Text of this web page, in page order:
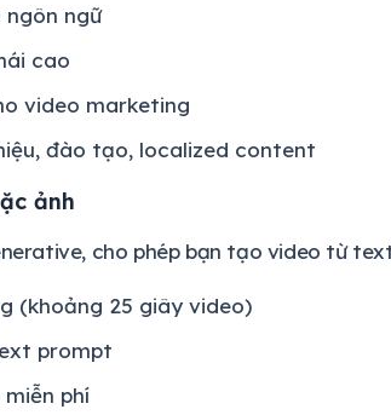
ngôn ngữ
cao
video marketing
đào tạo, localized content
ảnh
cho phép bạn tạo video từ
(khoảng 25 giây video)
prompt
phí